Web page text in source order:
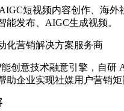
短视频内容创作、海外
能发布、AIGC生成视频。
营销解决方案服务商
意技术融意引擎，自研
助企业实现社媒用户营销矩